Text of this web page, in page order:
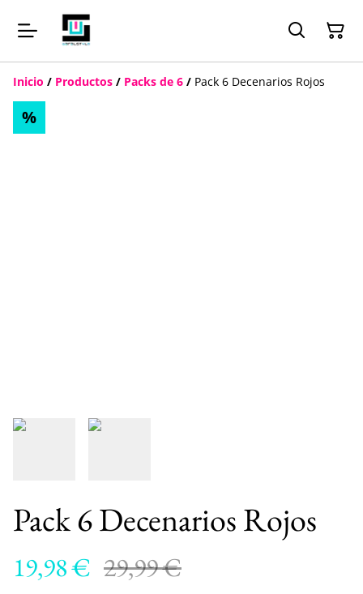
Inicio / Productos / Packs de 6 / Pack 6 Decenarios Rojos
%
Pack 6 Decenarios Rojos
19,98 € 29,99 €